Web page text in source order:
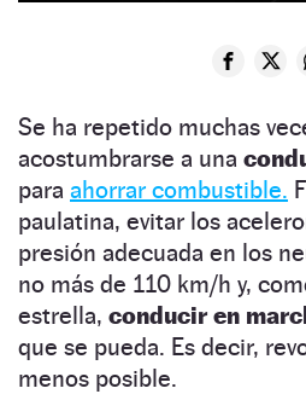
Se ha repetido muchas
acostumbrarse a una
para ahorrar combustible.
paulatina, evitar los
presión adecuada en los
no más de 110 km/h y,
estrella, conducir en
que se pueda. Es decir,
menos posible.